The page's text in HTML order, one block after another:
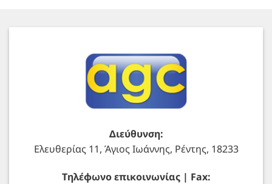
Διεύθυνση:
Ελευθερίας 11, Άγιος Ιωάννης, Ρέντης, 18233
Τηλέφωνο επικοινωνίας | Fax: